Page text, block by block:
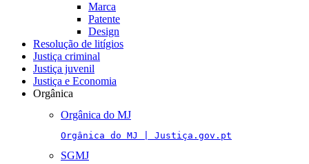
Marca
Patente
Design
Resolução de litígios
Justiça criminal
Justiça juvenil
Justiça e Economia
Orgânica
Orgânica do MJ
Orgânica do MJ | Justiça.gov.pt
SGMJ